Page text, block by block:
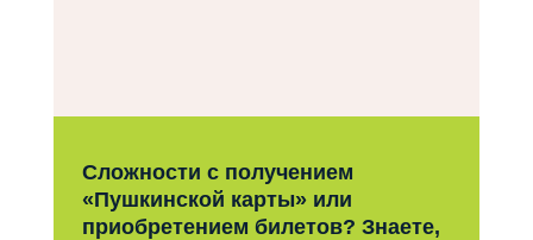
Сложности с получением
«Пушкинской карты» или
приобретением билетов? Знаете,